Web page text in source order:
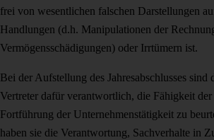
frei von wesentlichen falschen Darstellungen
Handlungen (d.h. Manipulationen der
Vermögensschädigungen) oder Irrtümern ist.
Bei der Aufstellung des Jahresabschlusses sind
Vertreter dafür verantwortlich, die Fähigkeit
Fortführung der Unternehmenstätigkeit zu
haben sie die Verantwortung, Sachverhalte in